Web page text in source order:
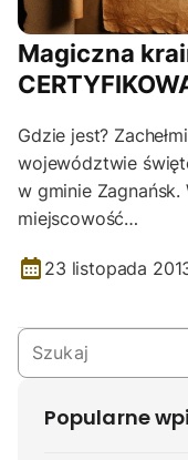
Magiczna
Gdzie jest?
województwie
w gminie Zagnańsk.
miejscowość…
23 listopada
Popularne